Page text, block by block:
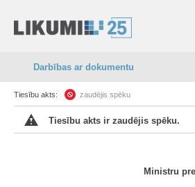
Darbības ar dokumentu
Tiesību akts: zaudējis spēku
Tiesību akts ir zaudējis spēku.
Ministru